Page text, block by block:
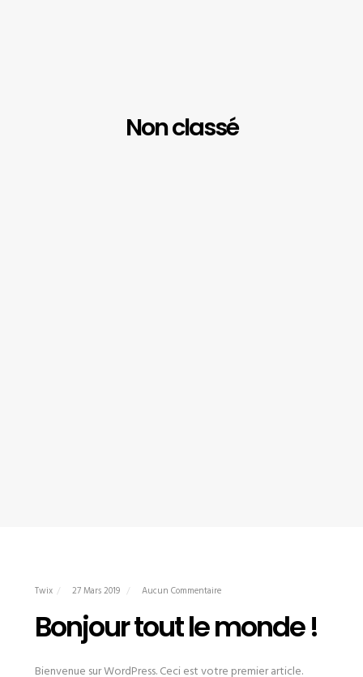
Non classé
Twix 27 Mars 2019 Aucun Commentaire
Bonjour tout le monde !
Bienvenue sur WordPress. Ceci est votre premier article.